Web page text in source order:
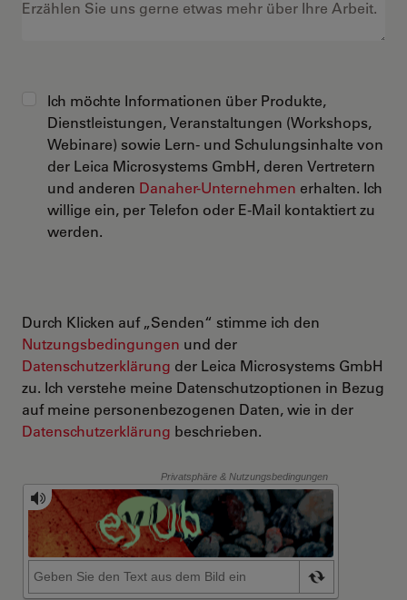
Ich möchte Informationen über Produkte,
Dienstleistungen, Veranstaltungen (Workshops,
Webinare) sowie Lern- und Schulungsinhalte von
der Leica Microsystems GmbH, deren Vertretern
und anderen Danaher-Unternehmen erhalten. Ich
willige ein, per Telefon oder E-Mail kontaktiert zu
werden.
Durch Klicken auf „Senden“ stimme ich den
Nutzungsbedingungen und der
Datenschutzerklärung der Leica Microsystems GmbH
zu. Ich verstehe meine Datenschutzoptionen in Bezug
auf meine personenbezogenen Daten, wie in der
Datenschutzerklärung beschrieben.